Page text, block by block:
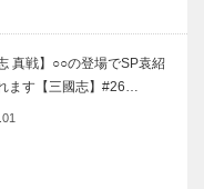
真戦】○○の登場でSP袁紹
ます【三國志】#26…